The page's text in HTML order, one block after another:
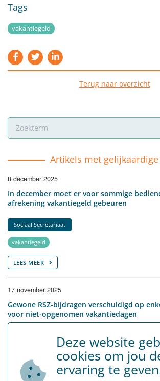
Tags
vakantiegeld
Terug naar overzicht
Artikels met gelijkaardige
8 december 2025
In december moet er voor sommige
afrekening vakantiegeld gebeuren
Sociaal Secretariaat
vakantiegeld
LEES MEER
17 november 2025
Gewone RSZ-bijdragen verschuldigd op
voor niet-opgenomen vakantiedagen
vakantiedagen RSZ-bijdragen
LEES MEER
Deze website
cookies om jou
ervaring te